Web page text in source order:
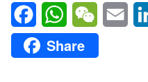
FacebookWhatsAppWeChatEmail
Share